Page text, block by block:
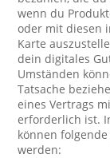
wenn du
oder mit diesen
Karte
dein digitales
Umständen
Tatsache
eines Vertrags
erforderlich ist.
können
werden: